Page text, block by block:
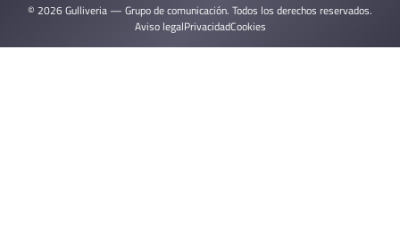
© 2026 Gulliveria — Grupo de comunicación. Todos los derechos reservados.
Aviso legalPrivacidadCookies